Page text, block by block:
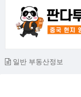
일반 부동산정보